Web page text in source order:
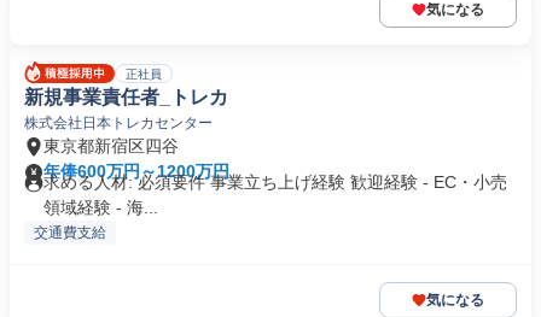
気になる
正社員
新規事業責任者_トレカ
株式会社日本トレカセンター
東京都新宿区四谷
年俸600万円～1200万円
求める人材: 必須要件 事業立ち上げ経験 歓迎経験 - EC・小売
領域経験 - 海...
交通費支給
気になる